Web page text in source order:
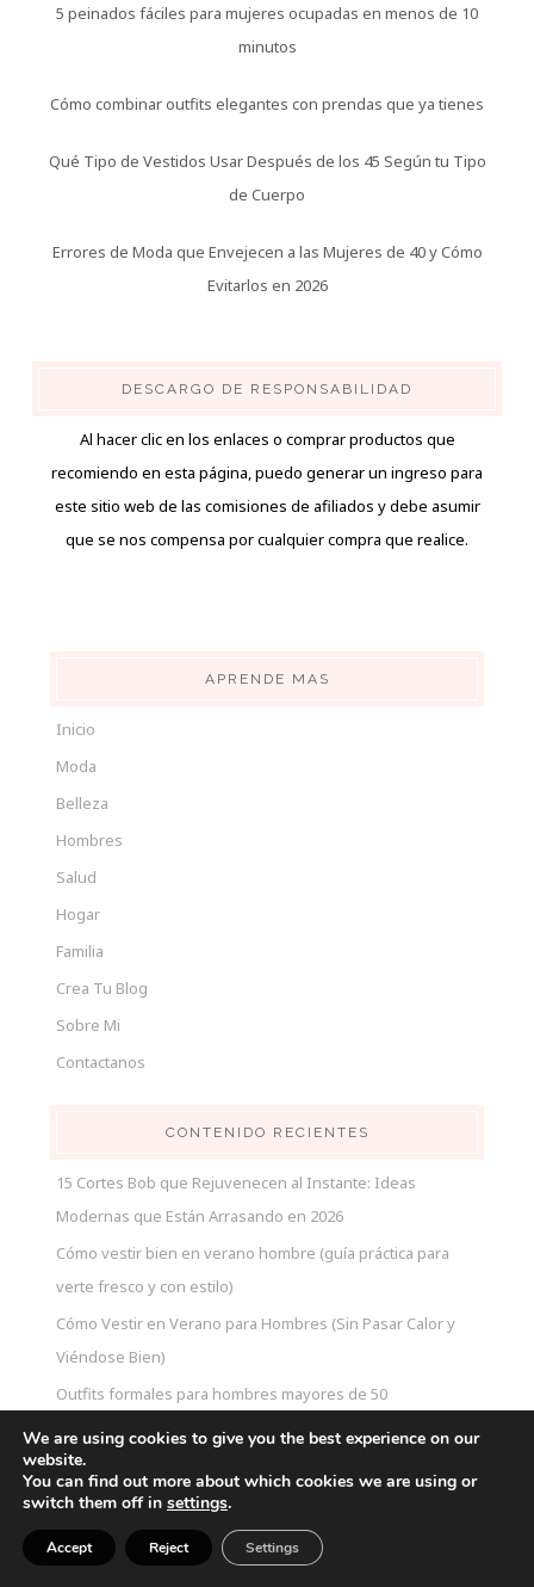
5 peinados fáciles para mujeres ocupadas en menos de 10
minutos
Cómo combinar outfits elegantes con prendas que ya tienes
Qué Tipo de Vestidos Usar Después de los 45 Según tu Tipo
de Cuerpo
Errores de Moda que Envejecen a las Mujeres de 40 y Cómo
Evitarlos en 2026
DESCARGO DE RESPONSABILIDAD
Al hacer clic en los enlaces o comprar productos que
recomiendo en esta página, puedo generar un ingreso para
este sitio web de las comisiones de afiliados y debe asumir
que se nos compensa por cualquier compra que realice.
APRENDE MAS
Inicio
Moda
Belleza
Hombres
Salud
Hogar
Familia
Crea Tu Blog
Sobre Mi
Contactanos
CONTENIDO RECIENTES
15 Cortes Bob que Rejuvenecen al Instante: Ideas
Modernas que Están Arrasando en 2026
Cómo vestir bien en verano hombre (guía práctica para
verte fresco y con estilo)
Cómo Vestir en Verano para Hombres (Sin Pasar Calor y
Viéndose Bien)
Outfits formales para hombres mayores de 50
2026 ESMILNACASTILLO. ALL RIGHTS RESERVED.
DESIGN BY SKYANDSTARS.CO
We are using cookies to give you the best experience on our
website.
You can find out more about which cookies we are using or
switch them off in settings.
Accept Reject Settings